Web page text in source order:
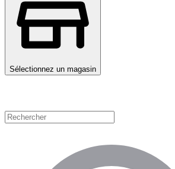
Sélectionnez un magasin